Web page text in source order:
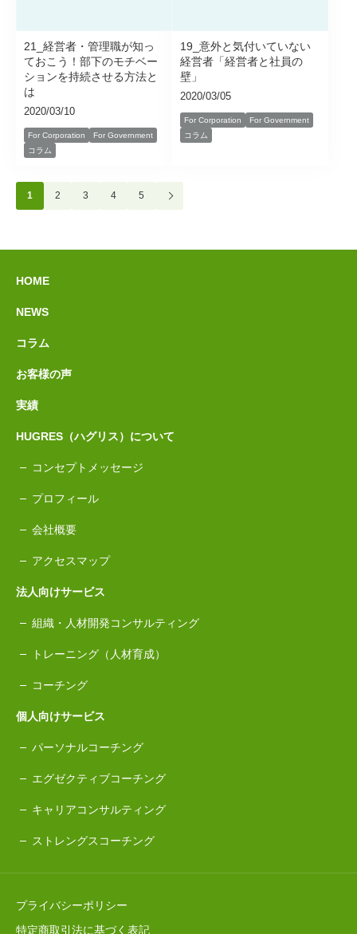
21_経営者・管理職が知っ
ておこう！部下のモチベー
ションを持続させる方法と
は
2020/03/10
For Corporation
For Government
コラム
19_意外と気付いていない
経営者「経営者と社員の
壁」
2020/03/05
For Corporation
For Government
コラム
1 2 3 4 5
HOME
NEWS
コラム
お客様の声
実績
HUGRES（ハグリス）について
コンセプトメッセージ
プロフィール
会社概要
アクセスマップ
法人向けサービス
組織・人材開発コンサルティング
トレーニング（人材育成）
コーチング
個人向けサービス
パーソナルコーチング
エグゼクティブコーチング
キャリアコンサルティング
ストレングスコーチング
プライバシーポリシー
特定商取引法に基づく表記